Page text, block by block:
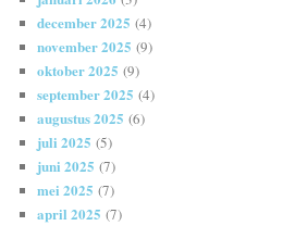
december 2025 (4)
november 2025 (9)
oktober 2025 (9)
september 2025 (4)
augustus 2025 (6)
juli 2025 (5)
juni 2025 (7)
mei 2025 (7)
april 2025 (7)